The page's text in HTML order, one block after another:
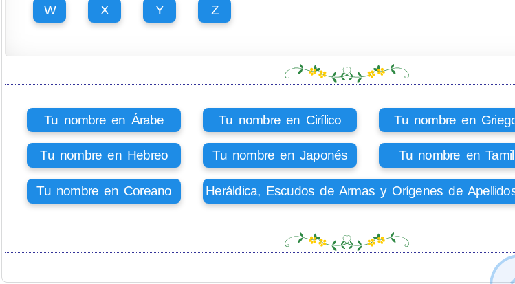
W X Y Z
Tu nombre en Árabe Tu nombre en Cirílico Tu nombre en
Tu nombre en Hebreo Tu nombre en Japonés Tu nombre en Tamil
Tu nombre en Coreano Heráldica, Escudos de Armas y Orígenes de